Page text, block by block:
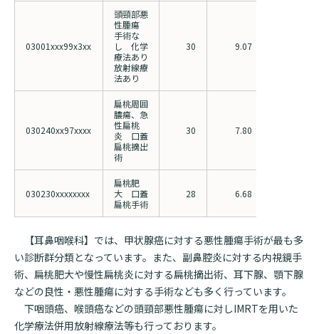
03001xxx99x3xx
頭頸部悪
性腫瘍
手術な
し 化学
療法あり
放射線療
法あり
30 9.07
030240xx97xxxx
扁桃周囲
膿瘍、急
性扁桃
炎 口蓋
扁桃摘出
術
30 7.80
030230xxxxxxxx
扁桃肥
大 口蓋
扁桃手術
28 6.68
【耳鼻咽喉科】では、甲状腺癌に対する悪性腫瘍手術が最も多
い診断群分類となっています。また、副鼻腔炎に対する内視鏡手
術、扁桃肥大や慢性扁桃炎に対する扁桃摘出術、耳下腺、顎下腺
などの良性・悪性腫瘍に対する手術なども多く行っています。
下咽頭癌、喉頭癌などの頭頸部悪性腫瘍に対しIMRTを用いた
化学療法併用放射線療法等も行っております。